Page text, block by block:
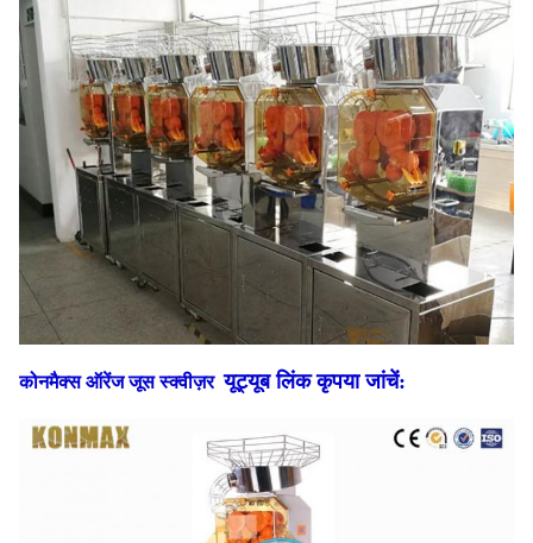
कोनमैक्स ऑरेंज जूस स्क्वीज़र यूट्यूब लिंक कृपया जांचें: